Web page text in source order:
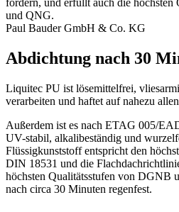
fordern, und erfüllt auch die
und QNG.
Paul Bauder GmbH & Co. KG
Abdichtung nach 30
Liquitec PU ist lösemittelfrei,
verarbeiten und haftet auf nahezu
Außerdem ist es nach ETAG 005/
UV-stabil, alkalibeständig und
Flüssigkunststoff entspricht den
DIN 18531 und die
höchsten Qualitätsstufen von DGNB
nach circa 30 Minuten regenfest.